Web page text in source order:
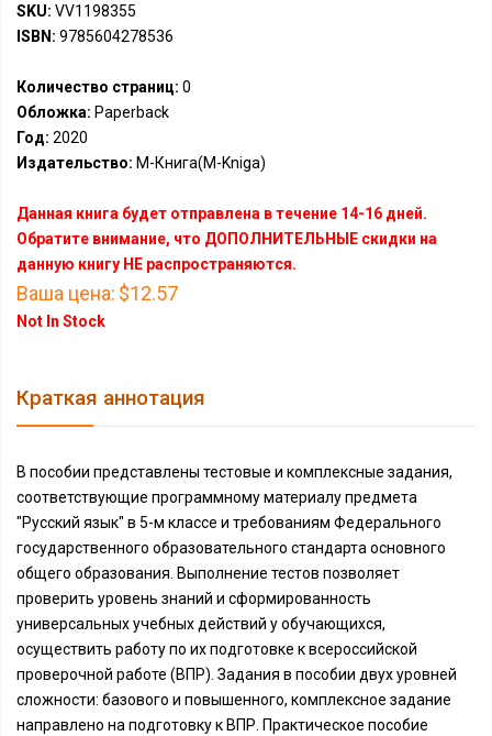
SKU: VV1198355
ISBN: 9785604278536
Количество страниц: 0
Обложка: Paperback
Год: 2020
Издательство: М-Книга(M-Kniga)
Данная книга будет отправлена в течение 14-16 дней.
Обратите внимание, что ДОПОЛНИТЕЛЬНЫЕ скидки на
данную книгу НЕ распространяются.
Ваша цена: $12.57
Not In Stock
Краткая аннотация
В пособии представлены тестовые и комплексные задания,
соответствующие программному материалу предмета
"Русский язык" в 5-м классе и требованиям Федерального
государственного образовательного стандарта основного
общего образования. Выполнение тестов позволяет
проверить уровень знаний и сформированность
универсальных учебных действий у обучающихся,
осуществить работу по их подготовке к всероссийской
проверочной работе (ВПР). Задания в пособии двух уровней
сложности: базового и повышенного, комплексное задание
направлено на подготовку к ВПР. Практическое пособие